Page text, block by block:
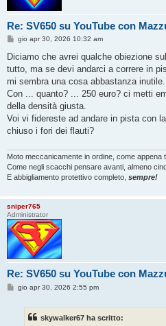
Re: SV650 su YouTube con
M
s
a
g
i
o
gio apr 30, 2026 10:32 am
Diciamo che avrei qualche obiezione
tutto, ma se devi andarci a correre in
mi sembra una cosa abbastanza inutile.
Con ... quanto? ... 250 euro? ci metti
della densità giusta.
Voi vi fidereste ad andare in pista con
chiuso i fori dei flauti?
Moto meccanicamente in ordine, come appena
Come negli scacchi pensare avanti, almeno
E abbigliamento protettivo completo, sempre!
sniper765
Administrator
Re: SV650 su YouTube con
Mgio apr 30, 2026 2:55 pm
skywalker67 ha scritto: